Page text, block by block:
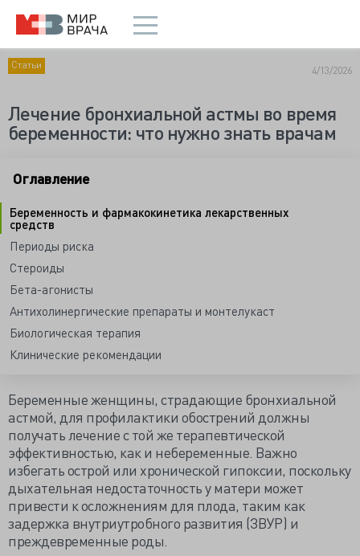
Статьи 4/13/2026
Лечение бронхиальной астмы во время
беременности: что нужно знать врачам
Оглавление
Беременность и фармакокинетика лекарственных
средств
Периоды риска
Стероиды
Бета-агонисты
Антихолинергические препараты и монтелукаст
Биологическая терапия
Клинические рекомендации
Беременные женщины, страдающие бронхиальной
астмой, для профилактики обострений должны
получать лечение с той же терапевтической
эффективностью, как и небеременные. Важно
избегать острой или хронической гипоксии, поскольку
дыхательная недостаточность у матери может
привести к осложнениям для плода, таким как
задержка внутриутробного развития (ЗВУР) и
преждевременные роды.